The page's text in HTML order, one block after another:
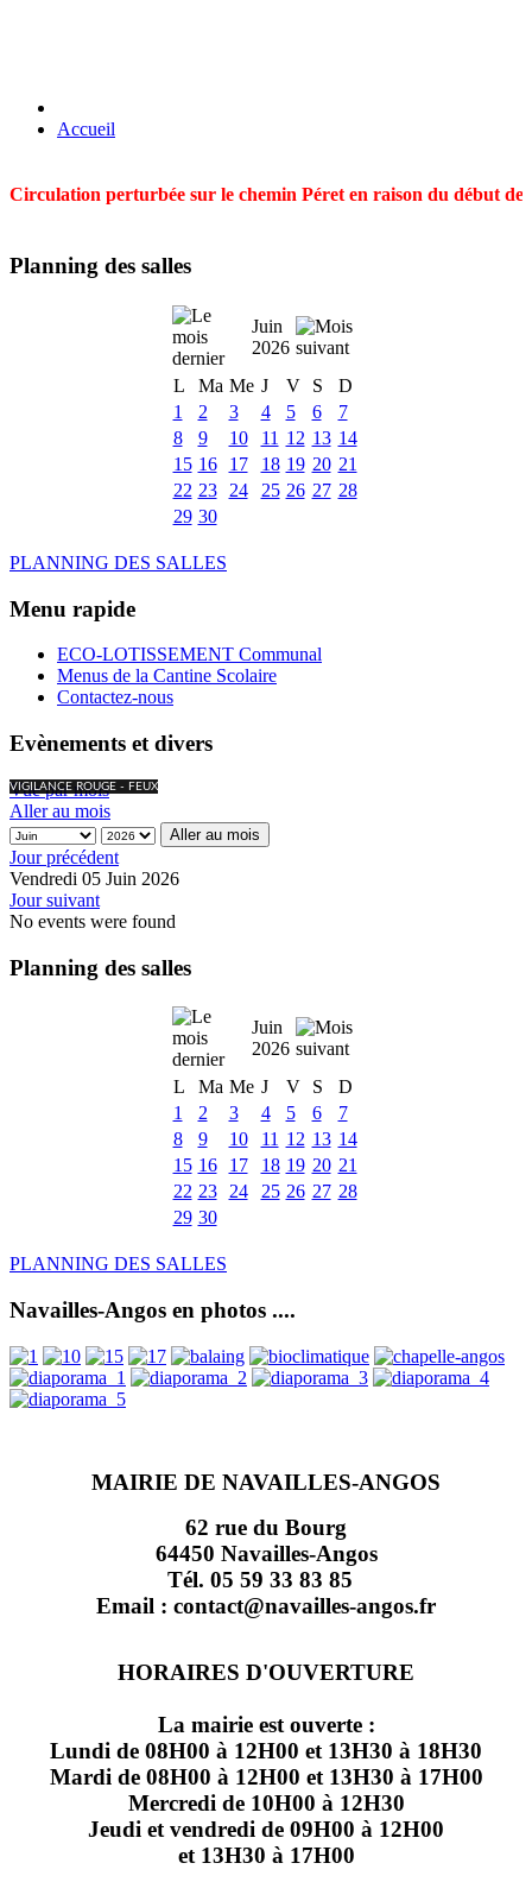
Accueil
Circulation perturbée sur le chemin Péret en raison du début
Planning des salles
Juin
2026
L
Ma Me J V S
D
1
2 3 4 5 6
7
8
9 10 11 12 13 14
15 16 17 18 19 20 21
22 23 24 25 26 27 28
29 30
PLANNING DES SALLES
Menu rapide
ECO-LOTISSEMENT Communal
Menus de la Cantine Scolaire
Contactez-nous
Evènements et divers
VIGILANCE ROUGE - FEUX
Vue par mois
Aller au mois
Aller au mois
Jour précédent
Vendredi 05 Juin 2026
Jour suivant
No events were found
Planning des salles
Juin
2026
L
Ma Me J V S
D
1
2 3 4 5 6
7
8
9 10 11 12 13 14
15 16 17 18 19 20 21
22 23 24 25 26 27 28
29 30
PLANNING DES SALLES
Navailles-Angos en photos ....
MAIRIE DE NAVAILLES-ANGOS
62 rue du Bourg
64450 Navailles-Angos
Tél. 05 59 33 83 85
Email : contact@navailles-angos.fr
HORAIRES D'OUVERTURE
La mairie est ouverte :
Lundi de 08H00 à 12H00 et 13H30 à 18H30
Mardi de 08H00 à 12H00 et 13H30 à 17H00
Mercredi de 10H00 à 12H30
Jeudi et vendredi de 09H00 à 12H00
et 13H30 à 17H00